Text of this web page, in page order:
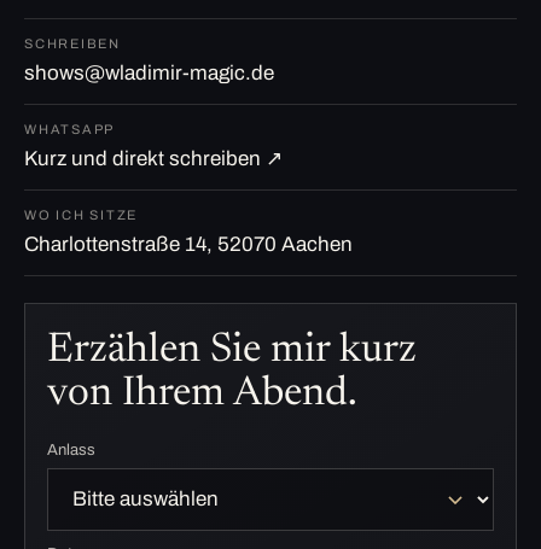
SCHREIBEN
shows@wladimir-magic.de
WHATSAPP
Kurz und direkt schreiben ↗
WO ICH SITZE
Charlottenstraße 14, 52070 Aachen
Erzählen Sie mir kurz
von Ihrem Abend.
Anlass